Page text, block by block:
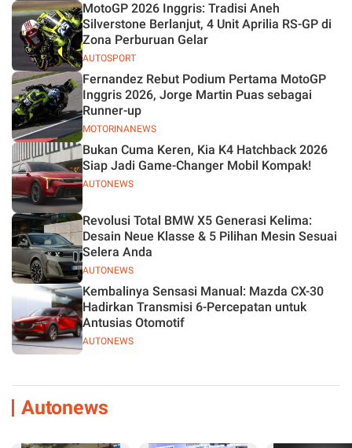
AUTOSPORT
MotoGP 2026 Inggris: Tradisi Aneh
Silverstone Berlanjut, 4 Unit Aprilia RS-GP di
Zona Perburuan Gelar
MOTORINANEWS
Fernandez Rebut Podium Pertama MotoGP
Inggris 2026, Jorge Martin Puas sebagai
Runner-up
AUTONEWS
Bukan Cuma Keren, Kia K4 Hatchback 2026
Siap Jadi Game-Changer Mobil Kompak!
AUTONEWS
Revolusi Total BMW X5 Generasi Kelima:
Desain Neue Klasse & 5 Pilihan Mesin Sesuai
Selera Anda
AUTONEWS
Kembalinya Sensasi Manual: Mazda CX-30
Hadirkan Transmisi 6-Percepatan untuk
Antusias Otomotif
Autonews